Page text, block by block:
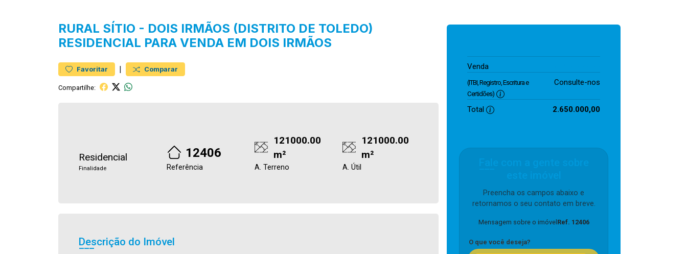
RURAL SÍTIO - DOIS IRMÃOS (DISTRITO DE TOLEDO)
RESIDENCIAL PARA VENDA EM DOIS IRMÃOS
Favoritar | Comparar
Compartilhe:
Residencial
Finalidade
12406
Referência
121000.00
m²
A. Terreno
121000.00
m²
A. Útil
Descrição do Imóvel
Venda
(ITBI, Registro, Escritura e
Certidões)
Consulte-nos
Total 2.650.000,00
Preencha os campos abaixo e
retornamos o seu contato em breve.
Mensagem sobre o imóvel Ref. 12406
O que você deseja?